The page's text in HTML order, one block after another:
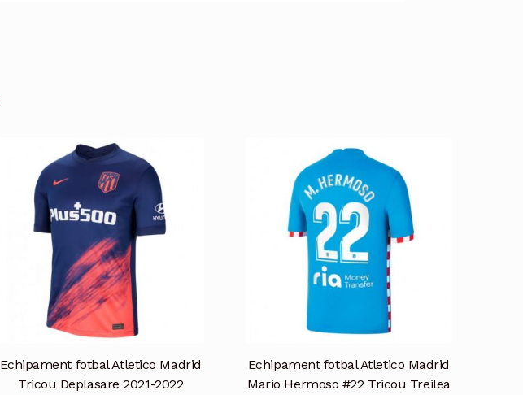
Echipament fotbal Atletico Madrid
Tricou Deplasare 2021-2022
Echipament fotbal Atletico Madrid
Mario Hermoso #22 Tricou Treilea